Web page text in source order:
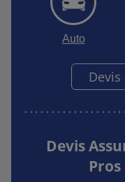
Auto
Devis
Devis